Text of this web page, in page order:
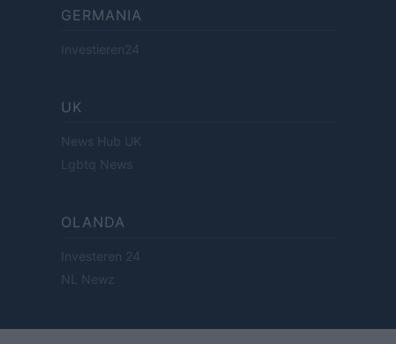
GERMANIA
Investieren24
UK
News Hub UK
Lgbtq News
OLANDA
Investeren 24
NL Newz